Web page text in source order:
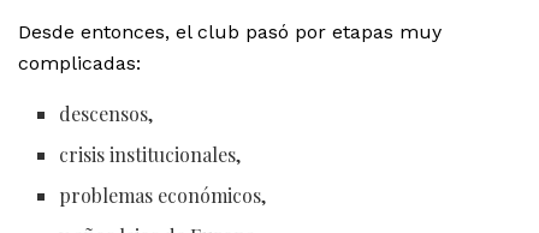
Desde entonces, el club pasó por etapas muy
complicadas:
descensos,
crisis institucionales,
problemas económicos,